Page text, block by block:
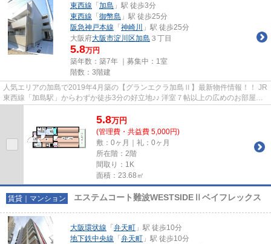
東西線 「 加島 」駅 徒歩3分
東西線 「 御幣島 」駅 徒歩25分
阪急神戸本線 「 神崎川
」駅 徒歩25分
大阪府大阪市淀川区加島 ３丁目
5.8万円
築年数：築7年 ｜募集中： 1室
階数：3階建
人気エリアの加島で2019年4月築の【グランエクラ加島Ⅱ】最新物件情報！！ JR
東西線「加島駅」からわずか徒歩3分の好立地♪♪ 洋室７帖以上の広めのお部屋で
5.8万円
(管理費・共益費 5,000円)
敷：0ヶ月｜礼：0ヶ月
所在階：2階
間取り：1K
面積：23.68㎡
賃貸｜マンション エステムコート難波WESTSIDEⅡベイフレックス
大阪環状線 「 弁天町 」駅 徒歩10分
地下鉄中央線 「 弁天町 」駅 徒歩10分